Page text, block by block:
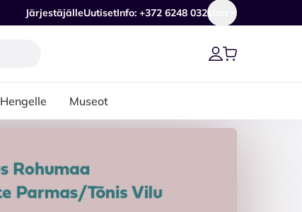
JärjestäjälleUutisetInfo: +372 6248 032Maa
Hengelle Museot